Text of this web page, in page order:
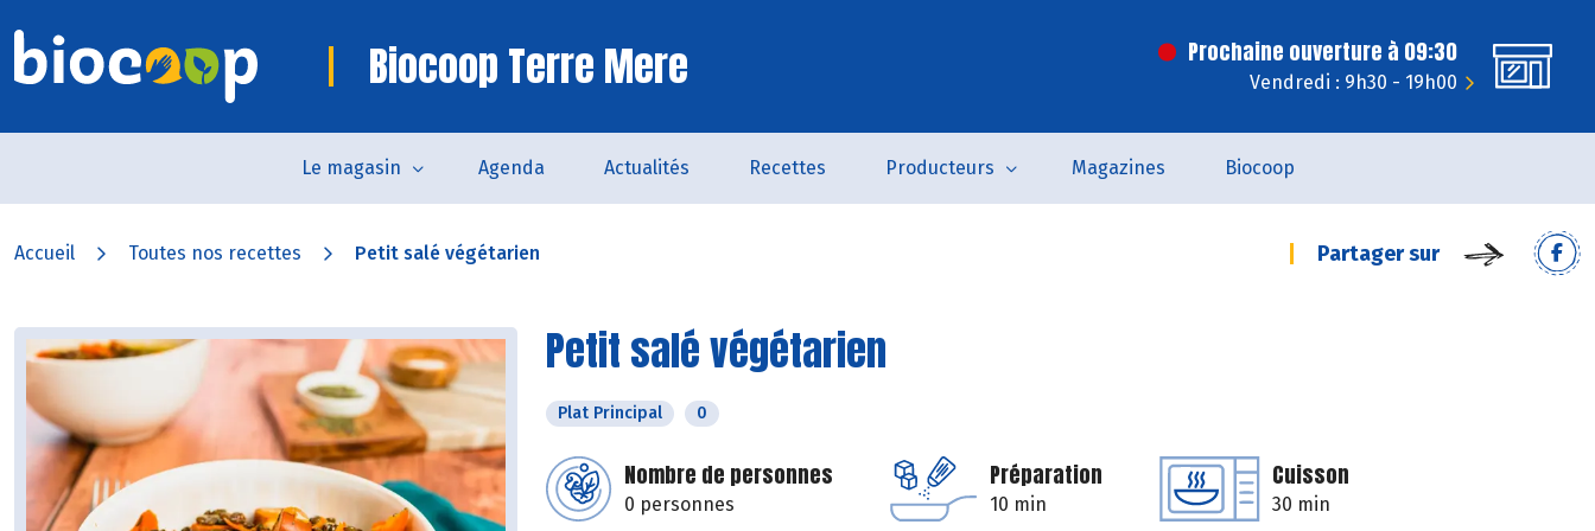
Biocoop Terre Mere Prochaine ouverture à 09:30
Vendredi : 9h30 - 19h00
Le magasin Agenda Actualités Recettes Producteurs Magazines Biocoop
Accueil Toutes nos recettes Petit salé végétarien Partager sur
Petit salé végétarien
Plat Principal 0
Nombre de personnes
0 personnes
Préparation
10 min
Cuisson
30 min